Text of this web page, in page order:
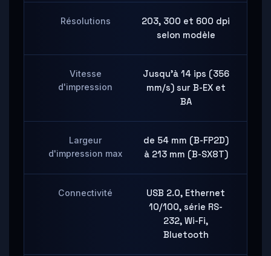
Résolutions
203, 300 et 600 dpi
selon modèle
Vitesse
d'impression
Jusqu'à 14 ips (356
mm/s) sur B-EX et
BA
Largeur
d'impression max
de 54 mm (B-FP2D)
à 213 mm (B-SX8T)
Connectivité
USB 2.0, Ethernet
10/100, série RS-
232, Wi-Fi,
Bluetooth